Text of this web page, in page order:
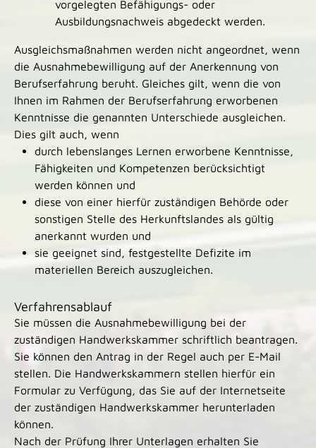
vorgelegten Befähigungs- oder
Ausbildungsnachweis abgedeckt werden.
Ausgleichsmaßnahmen werden nicht angeordnet, wenn
die Ausnahmebewilligung auf der Anerkennung von
Berufserfahrung beruht. Gleiches gilt, wenn die von
Ihnen im Rahmen der Berufserfahrung erworbenen
Kenntnisse die genannten Unterschiede ausgleichen.
Dies gilt auch, wenn
durch lebenslanges Lernen erworbene Kenntnisse,
Fähigkeiten und Kompetenzen berücksichtigt
werden können und
diese von einer hierfür zuständigen Behörde oder
sonstigen Stelle des Herkunftslandes als gültig
anerkannt wurden und
sie geeignet sind, festgestellte Defizite im
materiellen Bereich auszugleichen.
Verfahrensablauf
Sie müssen die Ausnahmebewilligung bei der
zuständigen Handwerkskammer schriftlich beantragen.
Sie können den Antrag in der Regel auch per E-Mail
stellen. Die Handwerkskammern stellen hierfür ein
Formular zu Verfügung, das Sie auf der Internetseite
der zuständigen Handwerkskammer herunterladen
können.
Nach der Prüfung Ihrer Unterlagen erhalten Sie